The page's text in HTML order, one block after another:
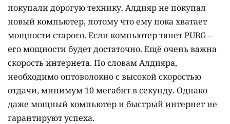
покупали дорогую технику. Алдияр не покупал
новый компьютер, потому что ему пока хватает
мощности старого. Если компьютер тянет PUBG –
его мощности будет достаточно. Ещё очень важна
скорость интернета. По словам Алдияра,
необходимо оптоволокно с высокой скоростью
отдачи, минимум 10 мегабит в секунду. Однако
даже мощный компьютер и быстрый интернет не
гарантируют успеха.